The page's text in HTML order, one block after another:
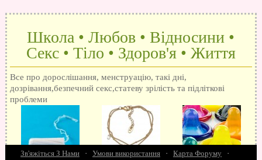
Школа • Любов • Відносини •
Секс • Тіло • Здоров'я • Життя
Все про дорослішання, менструацію, такі дні,
дозрівання,безпечний секс,статеву зрілість та підліткові
проблеми
Зв'яжіться З Нами · Умови використання · Карта Форуму
·